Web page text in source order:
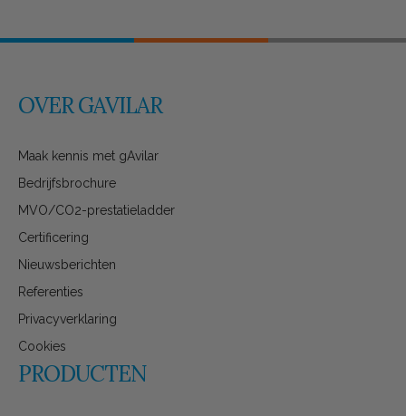
OVER GAVILAR
Maak kennis met gAvilar
Bedrijfsbrochure
MVO/CO2-prestatieladder
Certificering
Nieuwsberichten
Referenties
Privacyverklaring
Cookies
PRODUCTEN